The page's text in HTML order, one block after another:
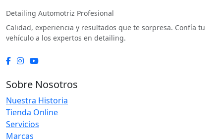
Detailing Automotriz Profesional
Calidad, experiencia y resultados que te sorpresa. Confía tu
vehículo a los expertos en detailing.
Sobre Nosotros
Nuestra Historia
Tienda Online
Servicios
Marcas